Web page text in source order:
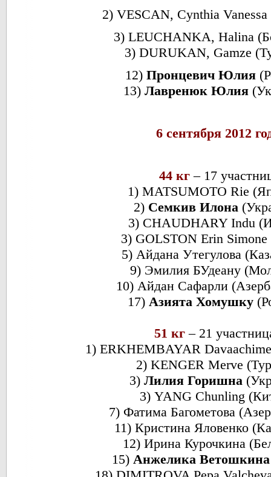
2)VESCAN, Cynthia
3) LEUCHANKA, Halina
3) DURUKAN, Gamze
12) Пронцевич Юлия
13)Лавренюк Юлия
6 сентября 2012
44 кг – 17
1) MATSUMOTO Rie
2) Семкив Илона
3) CHAUDHARY Indu
3) GOLSTON Erin
5) Айдана Утегулова
9) Эмилия БУдеану
10) Айдан Сафарли
17)Азията Хомушку
51 кг– 21
1) ERKHEMBAYAR
2) KENGER Merve
3)Лилия Горишна
3) YANG Chunling
7) Фатима Багометова
11) Кристина Яловенко
12) Ирина Курочкина
15) Анжелика Ветошкина